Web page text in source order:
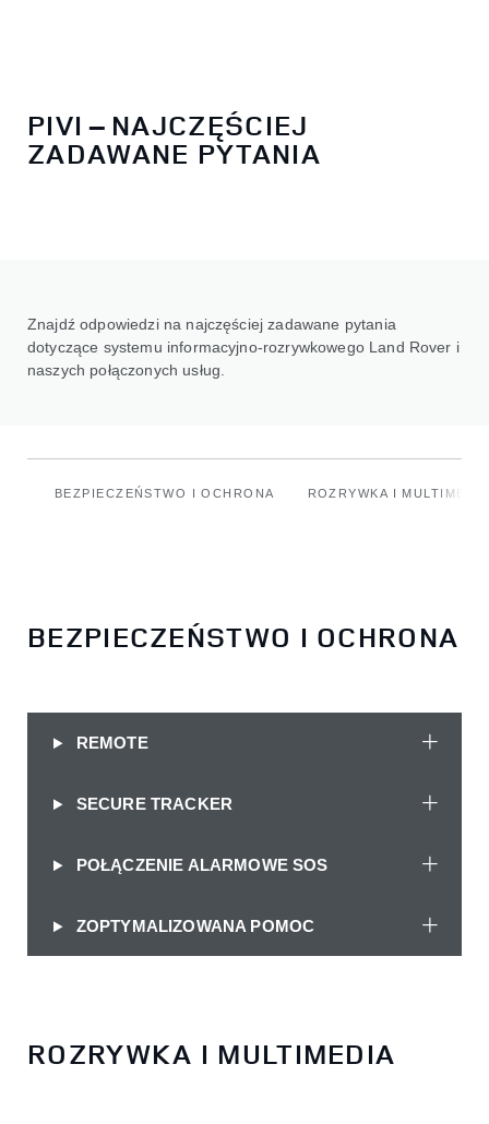
PIVI – NAJCZĘŚCIEJ
ZADAWANE PYTANIA
Znajdź odpowiedzi na najczęściej zadawane pytania
dotyczące systemu informacyjno-rozrywkowego Land Rover i
naszych połączonych usług.
BEZPIECZEŃSTWO I OCHRONA ROZRYWKA I MULTIMEDIA
BEZPIECZEŃSTWO I OCHRONA
REMOTE
SECURE TRACKER
POŁĄCZENIE ALARMOWE SOS
ZOPTYMALIZOWANA POMOC
ROZRYWKA I MULTIMEDIA